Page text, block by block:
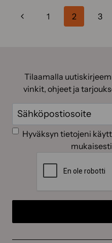
Edellinen
1 2 3
Tilaamalla
vinkit, ohjeet ja
Sähköposti
(Pakollinen)
Suostumus
Hyväksyn tietojeni